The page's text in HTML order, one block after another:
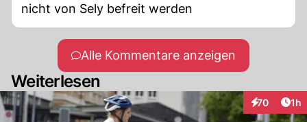
nicht von Sely befreit werden
Alle Kommentare anzeigen
Weiterlesen
70 1h